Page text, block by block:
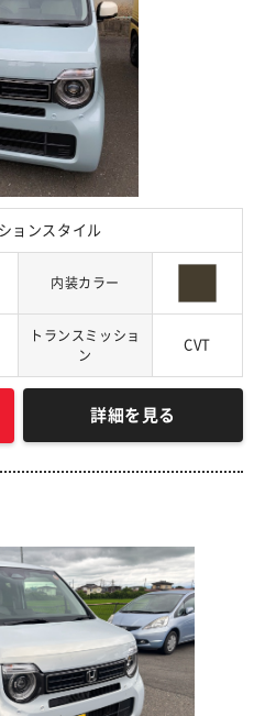
ョンスタイル
内装カラー
トランスミッショ
ン
CVT
詳細を見る